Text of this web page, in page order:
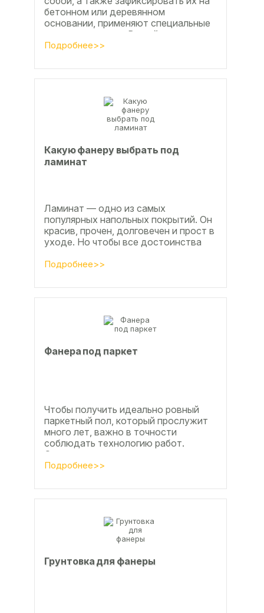
бетонном или деревянном
основании, применяют специальные
клеевые составы. В этой статье
расскажем, какой клей...
Подробнее>>
Какую фанеру выбрать под
ламинат
Ламинат — одно из самых
популярных напольных покрытий. Он
красив, прочен, долговечен и прост в
уходе. Но чтобы все достоинства
раскрылись, важно...
Подробнее>>
Фанера под паркет
Чтобы получить идеально ровный
паркетный пол, который прослужит
много лет, важно в точности
соблюдать технологию работ.
Сегодня одним из самых простых и
эффективных методов считается...
Подробнее>>
Грунтовка для фанеры